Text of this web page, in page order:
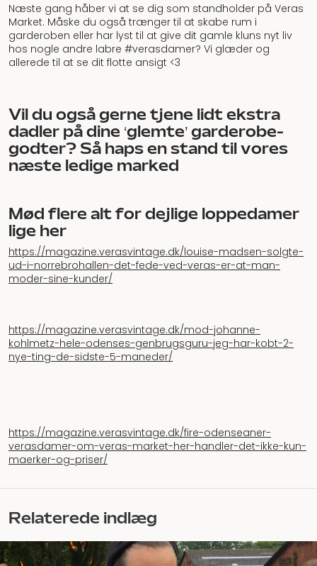
Næste gang håber vi at se dig som standholder på Veras
Market. Måske du også trænger til at skabe rum i
garderoben eller har lyst til at give dit gamle kluns nyt liv
hos nogle andre labre #verasdamer? Vi glæder og
allerede til at se dit flotte ansigt <3
Vil du også gerne tjene lidt ekstra
dadler på dine ‘glemte’ garderobe-
godter? Så haps en stand til vores
næste ledige marked
Mød flere alt for dejlige loppedamer
lige her
https://magazine.verasvintage.dk/louise-madsen-solgte-
ud-i-norrebrohallen-det-fede-ved-veras-er-at-man-
moder-sine-kunder/
https://magazine.verasvintage.dk/mod-johanne-
kohlmetz-hele-odenses-genbrugsguru-jeg-har-kobt-2-
nye-ting-de-sidste-5-maneder/
https://magazine.verasvintage.dk/fire-odenseaner-
verasdamer-om-veras-market-her-handler-det-ikke-kun-
maerker-og-priser/
Relaterede indlæg